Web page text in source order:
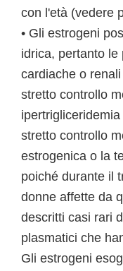
con l'età (vedere
• Gli estrogeni
idrica, pertanto le
cardiache o
stretto controllo
stretto controllo
estrogenica o la
poiché durante il
donne affette da
descritti casi rari
plasmatici che
Gli estrogeni